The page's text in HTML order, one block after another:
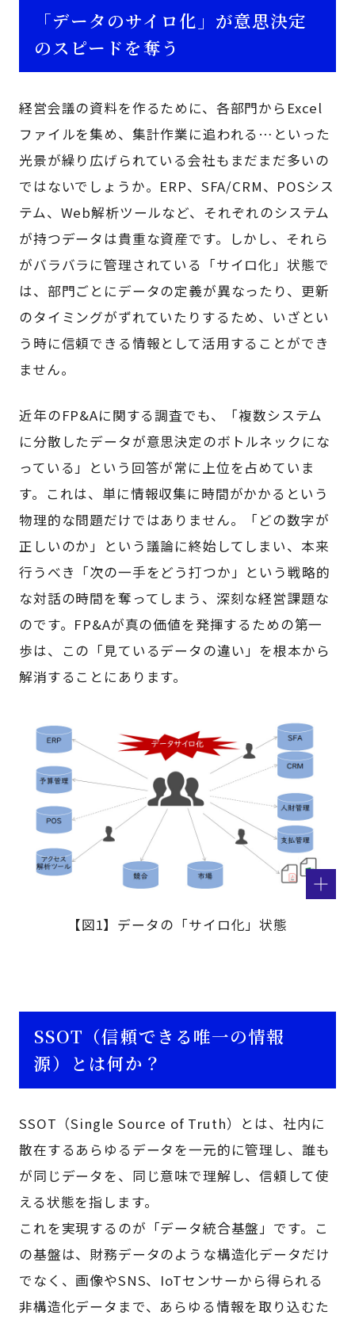
「データのサイロ化」が意思決定
のスピードを奪う
経営会議の資料を作るために、各部門からExcel
ファイルを集め、集計作業に追われる…といった
光景が繰り広げられている会社もまだまだ多いの
ではないでしょうか。ERP、SFA/CRM、POSシス
テム、Web解析ツールなど、それぞれのシステム
が持つデータは貴重な資産です。しかし、それら
がバラバラに管理されている「サイロ化」状態で
は、部門ごとにデータの定義が異なったり、更新
のタイミングがずれていたりするため、いざとい
う時に信頼できる情報として活用することができ
ません。
近年のFP&Aに関する調査でも、「複数システム
に分散したデータが意思決定のボトルネックにな
っている」という回答が常に上位を占めていま
す。これは、単に情報収集に時間がかかるという
物理的な問題だけではありません。「どの数字が
正しいのか」という議論に終始してしまい、本来
行うべき「次の一手をどう打つか」という戦略的
な対話の時間を奪ってしまう、深刻な経営課題な
のです。FP&Aが真の価値を発揮するための第一
歩は、この「見ているデータの違い」を根本から
解消することにあります。
【図1】データの「サイロ化」状態
SSOT（信頼できる唯一の情報
源）とは何か？
SSOT（Single Source of Truth）とは、社内に
散在するあらゆるデータを一元的に管理し、誰も
が同じデータを、同じ意味で理解し、信頼して使
える状態を指します。
これを実現するのが「データ統合基盤」です。こ
の基盤は、財務データのような構造化データだけ
でなく、画像やSNS、IoTセンサーから得られる
非構造化データまで、あらゆる情報を取り込むた